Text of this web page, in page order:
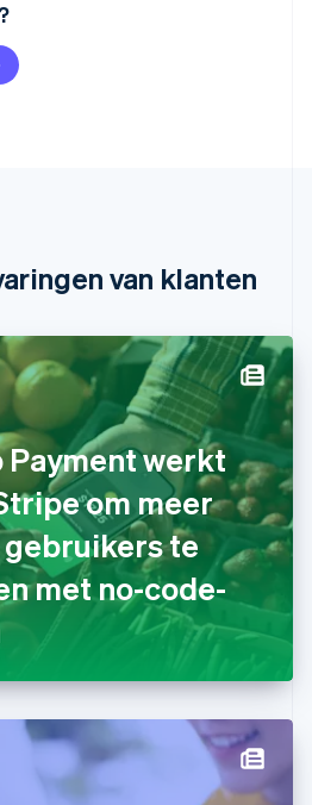
van klanten
Payment werkt
om meer
gebruikers te
met no-code-